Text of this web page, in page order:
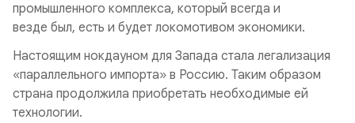
промышленного комплекса, который всегда и
везде был, есть и будет локомотивом экономики.
Настоящим нокдауном для Запада стала легализация
«параллельного импорта» в Россию. Таким образом
страна продолжила приобретать необходимые ей
технологии.